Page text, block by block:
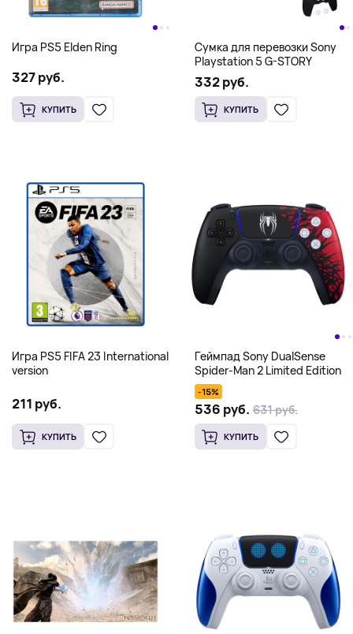
Игра PS5 Elden Ring
327 руб.
КУПИТЬ
Сумка для перевозки Sony
Playstation 5 G-STORY
332 руб.
КУПИТЬ
Игра PS5 FIFA 23 International
version
211 руб.
КУПИТЬ
Геймпад Sony DualSense
Spider-Man 2 Limited Edition
-15%
536 руб. 631 руб.
КУПИТЬ